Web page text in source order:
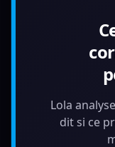
Lola
dit si ce